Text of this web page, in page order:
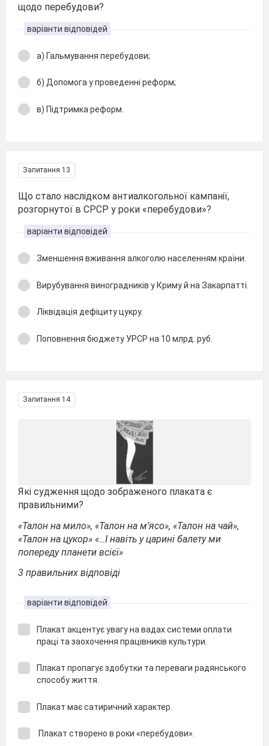
щодо перебудови?
варіанти відповідей
а) Гальмування перебудови;
б) Допомога у проведенні реформ;
в) Підтримка реформ.
Запитання 13
Що стало наслідком антиалкогольної кампанії,
розгорнутої в СРСР у роки «перебудови»?
варіанти відповідей
Зменшення вживання алкоголю населенням країни.
Вирубування виноградників у Криму й на Закарпатті.
Ліквідація дефіциту цукру.
Поповнення бюджету УРСР на 10 млрд. руб.
Запитання 14
Які судження щодо зображеного плаката є
правильними?
«Талон на мило», «Талон на м’ясо», «Талон на чай»,
«Талон на цукор» «…І навіть у царині балету ми
попереду планети всієї»
3 правильних відповіді
варіанти відповідей
Плакат акцентує увагу на вадах системи оплати
праці та заохочення працівників культури.
Плакат пропагує здобутки та переваги радянського
способу життя.
Плакат має сатиричний характер.
Плакат створено в роки «перебудови».